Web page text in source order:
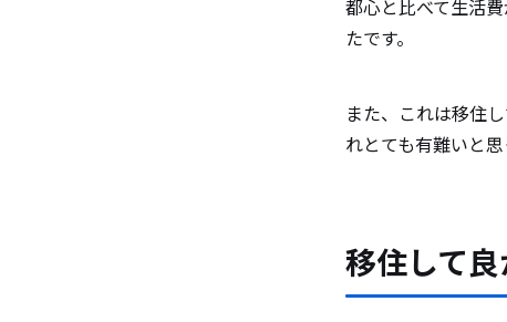
都心と比べて生活
たです。
また、これは移住
れとても有難いと思
移住して